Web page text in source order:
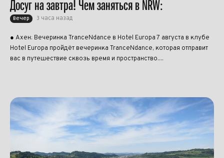
Досуг на завтра! Чем заняться в NRW:
Вечер 3 часа назад
● Ахен: Вечеринка TranceNdance в Hotel Europa 7 августа в клубе
Hotel Europa пройдёт вечеринка TranceNdance, которая отправит
вас в путешествие сквозь время и пространство....